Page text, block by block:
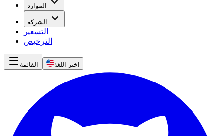
الموارد
الشركة
التسعير
الترخيص
القائمة اختر اللغة